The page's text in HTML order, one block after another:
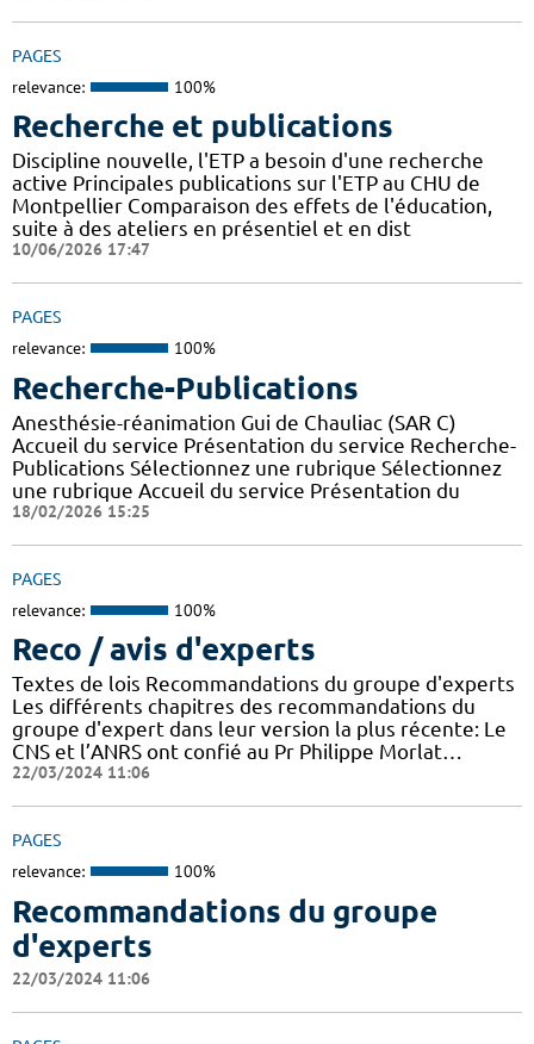
PAGES
relevance: 100%
Recherche et publications
Discipline nouvelle, l'ETP a besoin d'une recherche
active Principales publications sur l'ETP au CHU de
Montpellier Comparaison des effets de l'éducation,
suite à des ateliers en présentiel et en dist
10/06/2026 17:47
PAGES
relevance: 100%
Recherche-Publications
Anesthésie-réanimation Gui de Chauliac (SAR C)
Accueil du service Présentation du service Recherche-
Publications Sélectionnez une rubrique Sélectionnez
une rubrique Accueil du service Présentation du
18/02/2026 15:25
PAGES
relevance: 100%
Reco / avis d'experts
Textes de lois Recommandations du groupe d'experts
Les différents chapitres des recommandations du
groupe d'expert dans leur version la plus récente: Le
CNS et l’ANRS ont confié au Pr Philippe Morlat…
22/03/2024 11:06
PAGES
relevance: 100%
Recommandations du groupe
d'experts
22/03/2024 11:06